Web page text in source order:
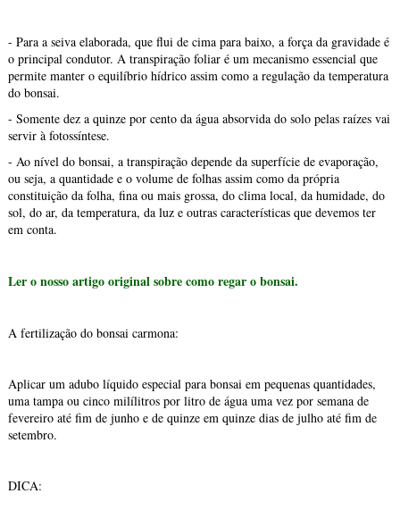
- Para a seiva elaborada, que flui de cima para baixo, a força da gravidade é
o principal condutor. A transpiração foliar é um mecanismo essencial que
permite manter o equilíbrio hídrico assim como a regulação da temperatura
do bonsai.
- Somente dez a quinze por cento da água absorvida do solo pelas raízes vai
servir à fotossíntese.
- Ao nível do bonsai, a transpiração depende da superfície de evaporação,
ou seja, a quantidade e o volume de folhas assim como da própria
constituição da folha, fina ou mais grossa, do clima local, da humidade, do
sol, do ar, da temperatura, da luz e outras características que devemos ter
em conta.
Ler o nosso artigo original sobre como regar o bonsai.
A fertilização do bonsai carmona:
Aplicar um adubo líquido especial para bonsai em pequenas quantidades,
uma tampa ou cinco milílitros por litro de água uma vez por semana de
fevereiro até fim de junho e de quinze em quinze dias de julho até fim de
setembro.
DICA: